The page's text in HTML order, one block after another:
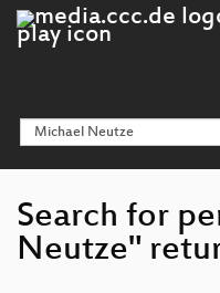
Search for
Neutze"